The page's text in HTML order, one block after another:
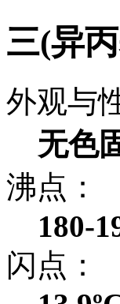
三(异
外观与
无色
沸点：
180-
闪点：